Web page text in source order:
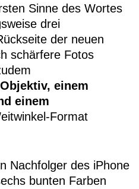
Sinne des Wortes
drei
der neuen
schärfere Fotos
einem
einem
Format
Nachfolger des iPhone
bunten Farben